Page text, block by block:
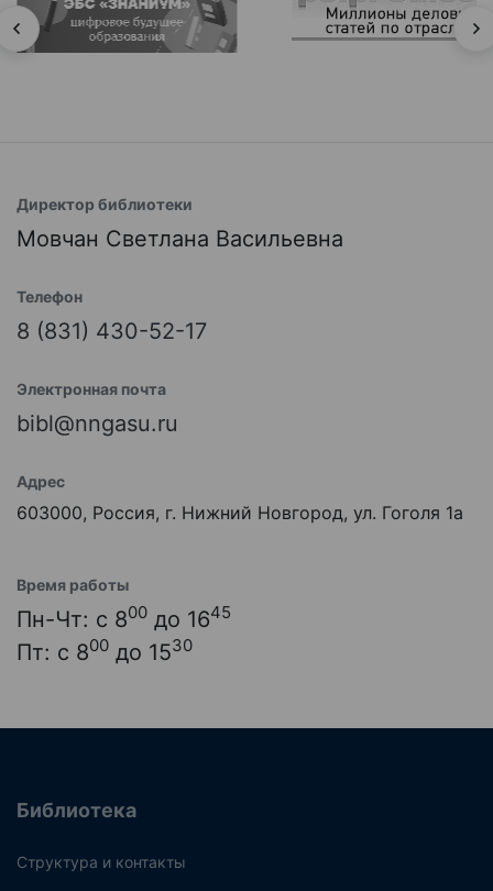
Директор библиотеки
Мовчан Светлана Васильевна
Телефон
8 (831) 430-52-17
Электронная почта
bibl@nngasu.ru
Адрес
603000, Россия, г. Нижний Новгород, ул. Гоголя 1а
Время работы
Пн-Чт: с 800 до 1645
Пт: с 800 до 1530
Библиотека
Структура и контакты